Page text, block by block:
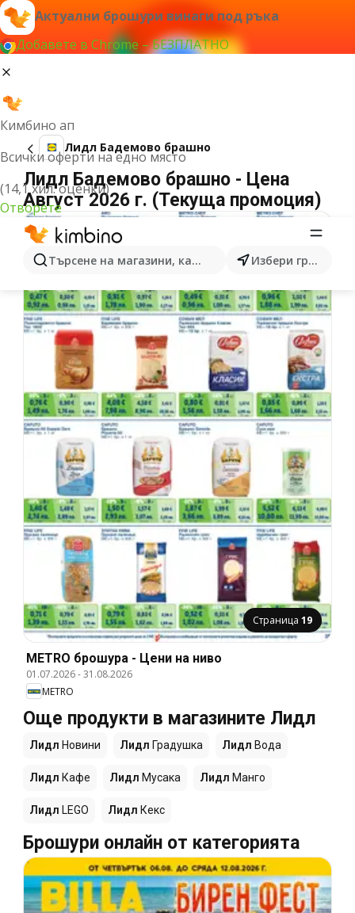
Актуални брошури винаги под ръка
Добавете в Chrome – БЕЗПЛАТНО
Кимбино ап
Всички оферти на едно място
(14,1 хил. оценки)
Отворете
Търсене на магазини, категории, продукти...Избери град
Лидл Бадемово брашно
Лидл Бадемово брашно - Цена
Август 2026 г. (Текуща промоция)
Страница 19
METRO брошура - Цени на ниво
01.07.2026-31.08.2026
METRO
Още продукти в магазините Лидл
Лидл Новини Лидл Градушка Лидл Вода
Лидл Кафе Лидл Мусака Лидл Манго
Лидл LEGO Лидл Кекс
Брошури онлайн от категорията